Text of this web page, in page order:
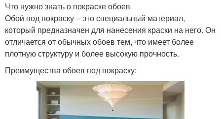
Что нужно знать о покраске обоев
Обой под покраску – это специальный материал,
который предназначен для нанесения краски на него. Он
отличается от обычных обоев тем, что имеет более
плотную структуру и более высокую прочность.
Преимущества обоев под покраску: